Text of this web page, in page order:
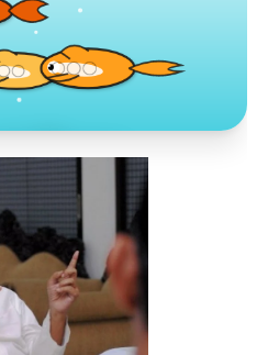
Rasa